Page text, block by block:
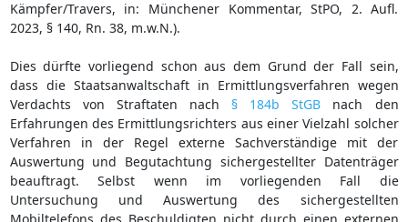
Kämpfer/Travers, in: Münchener Kommentar, StPO, 2. Aufl.
2023, § 140, Rn. 38, m.w.N.).
Dies dürfte vorliegend schon aus dem Grund der Fall sein,
dass die Staatsanwaltschaft in Ermittlungsverfahren wegen
Verdachts von Straftaten nach § 184b StGB nach den
Erfahrungen des Ermittlungsrichters aus einer Vielzahl solcher
Verfahren in der Regel externe Sachverständige mit der
Auswertung und Begutachtung sichergestellter Datenträger
beauftragt. Selbst wenn im vorliegenden Fall die
Untersuchung und Auswertung des sichergestellten
Mobiltelefons des Beschuldigten nicht durch einen externen